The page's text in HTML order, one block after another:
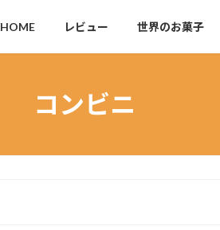
HOME レビュー 世界のお菓子
コンビニ